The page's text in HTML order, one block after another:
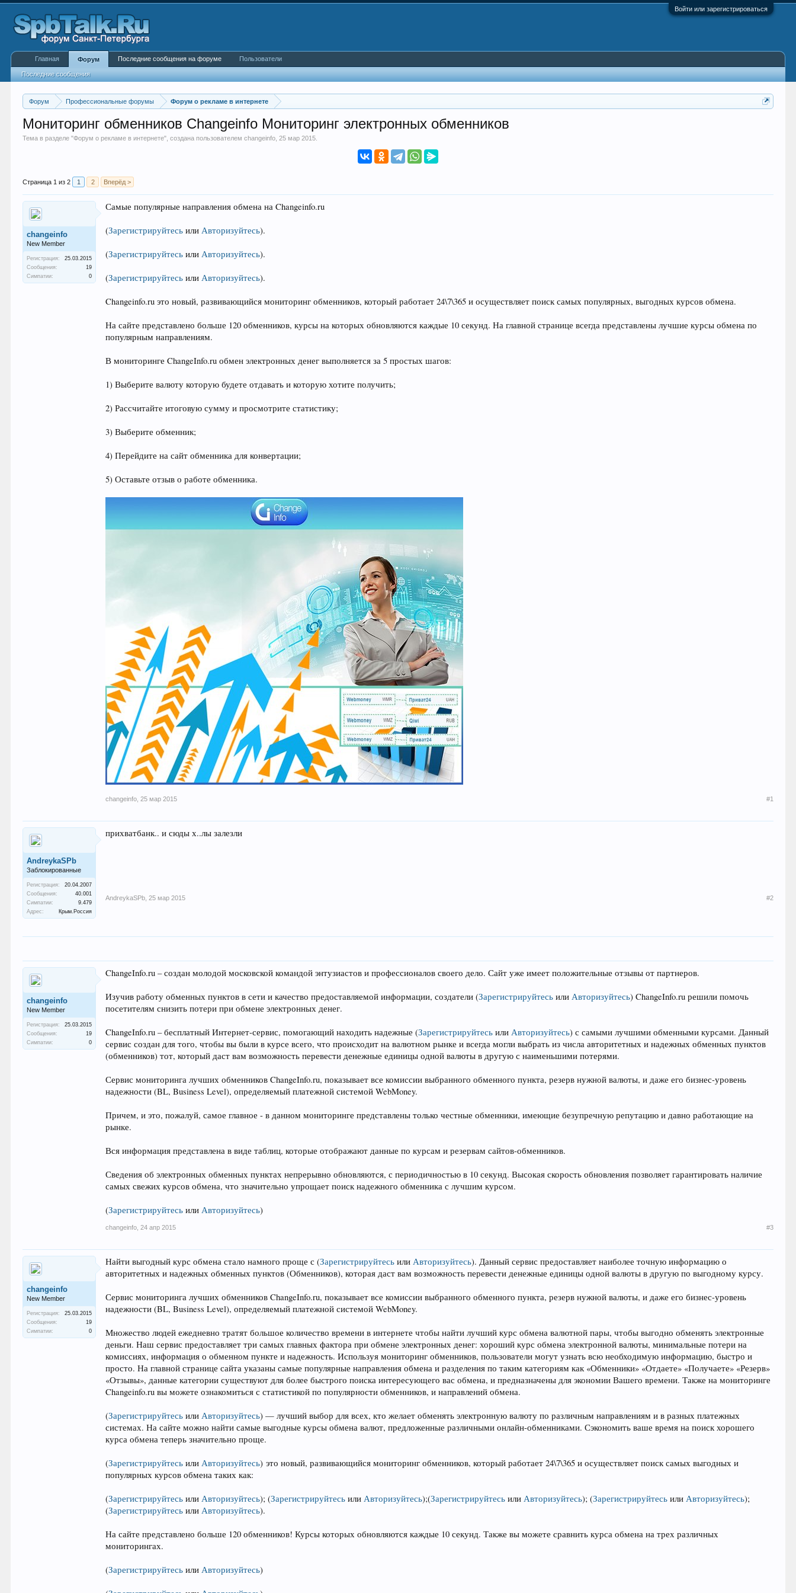
Войти или зарегистрироваться
Форум Профессиональные форумы Форум о рекламе в интернете
Мониторинг обменников Changeinfo Мониторинг электронных обменников
Тема в разделе "Форум о рекламе в интернете", создана пользователемchangeinfo ,25 мар 2015
Страница 1 из 2 1 2 Вперёд >
changeinfo
New Member
Регистрация:
25.03.2015
Сообщения:
19
Симпатии:
0
Самые популярные направления обмена на Changeinfo.ru
(Зарегистрируйтесь илиАвторизуйтесь).
(Зарегистрируйтесь илиАвторизуйтесь).
(Зарегистрируйтесь илиАвторизуйтесь).
Changeinfo.ru это новый, развивающийся мониторинг обменников, который работает 24\7\365 и осуществляет поиск самых популярных, выгодных курсов обмена.
На сайте представлено больше 120 обменников, курсы на которых обновляются каждые 10 секунд. На главной странице всегда представлены лучшие курсы обмена по
популярным направлениям.
В мониторинге ChangeInfo.ru обмен электронных денег выполняется за 5 простых шагов:
1) Выберите валюту которую будете отдавать и которую хотите получить;
2) Рассчитайте итоговую сумму и просмотрите статистику;
3) Выберите обменник;
4) Перейдите на сайт обменника для конвертации;
5) Оставьте отзыв о работе обменника.
changeinfo 25 мар 2015 #1
AndreykaSPb
Заблокированные
Регистрация:
20.04.2007
Сообщения:
40.001
Симпатии:
9.479
Адрес:
Крым.Россия
прихватбанк.. и сюды х..лы залезли
AndreykaSPb 25 мар 2015 #2
changeinfo
New Member
Регистрация:
25.03.2015
Сообщения:
19
Симпатии:
0
ChangeInfo.ru – создан молодой московской командой энтузиастов и профессионалов своего дело. Сайт уже имеет положительные отзывы от партнеров.
Изучив работу обменных пунктов в сети и качество предоставляемой информации, создатели(Зарегистрируйтесь илиАвторизуйтесь) ChangeInfo.ru решили помочь
посетителям снизить потери при обмене электронных денег.
ChangeInfo.ru – бесплатный Интернет-сервис, помогающий находить надежные(Зарегистрируйтесь илиАвторизуйтесь) с самыми лучшими обменными курсами. Данный
сервис создан для того, чтобы вы были в курсе всего, что происходит на валютном рынке и всегда могли выбрать из числа авторитетных и надежных обменных пунктов
(обменников) тот, который даст вам возможность перевести денежные единицы одной валюты в другую с наименьшими потерями.
Сервис мониторинга лучших обменников ChangeInfo.ru, показывает все комиссии выбранного обменного пункта, резерв нужной валюты, и даже его бизнес-уровень
надежности (BL, Business Level), определяемый платежной системой WebMoney.
Причем, и это, пожалуй, самое главное - в данном мониторинге представлены только честные обменники, имеющие безупречную репутацию и давно работающие на
рынке.
Вся информация представлена в виде таблиц, которые отображают данные по курсам и резервам сайтов-обменников.
Сведения об электронных обменных пунктах непрерывно обновляются, с периодичностью в 10 секунд. Высокая скорость обновления позволяет гарантировать наличие
самых свежих курсов обмена, что значительно упрощает поиск надежного обменника с лучшим курсом.
(Зарегистрируйтесь илиАвторизуйтесь)
changeinfo 24 апр 2015 #3
changeinfo
New Member
Регистрация:
25.03.2015
Сообщения:
19
Симпатии:
0
Найти выгодный курс обмена стало намного проще с(Зарегистрируйтесь илиАвторизуйтесь). Данный сервис предоставляет наиболее точную информацию о
авторитетных и надежных обменных пунктов (Обменников), которая даст вам возможность перевести денежные единицы одной валюты в другую по выгодному курсу.
Сервис мониторинга лучших обменников ChangeInfo.ru, показывает все комиссии выбранного обменного пункта, резерв нужной валюты, и даже его бизнес-уровень
надежности (BL, Business Level), определяемый платежной системой WebMoney.
Множество людей ежедневно тратят большое количество времени в интернете чтобы найти лучший курс обмена валютной пары, чтобы выгодно обменять электронные
деньги. Наш сервис предоставляет три самых главных фактора при обмене электронных денег: хороший курс обмена электронной валюты, минимальные потери на
комиссиях, информация о обменном пункте и надежность. Используя мониторинг обменников, пользователи могут узнать всю необходимую информацию, быстро и
просто. На главной странице сайта указаны самые популярные направления обмена и разделения по таким категориям как «Обменники» «Отдаете» «Получаете» «Резерв»
«Отзывы», данные категории существуют для более быстрого поиска интересующего вас обмена, и предназначены для экономии Вашего времени. Также на мониторинге
Changeinfo.ru вы можете ознакомиться с статистикой по популярности обменников, и направлений обмена.
(Зарегистрируйтесь илиАвторизуйтесь) — лучший выбор для всех, кто желает обменять электронную валюту по различным направлениям и в разных платежных
системах. На сайте можно найти самые выгодные курсы обмена валют, предложенные различными онлайн-обменниками. Сэкономить ваше время на поиск хорошего
курса обмена теперь значительно проще.
(Зарегистрируйтесь илиАвторизуйтесь) это новый, развивающийся мониторинг обменников, который работает 24\7\365 и осуществляет поиск самых выгодных и
популярных курсов обмена таких как:
(Зарегистрируйтесь илиАвторизуйтесь);(Зарегистрируйтесь илиАвторизуйтесь);(Зарегистрируйтесь илиАвторизуйтесь);(Зарегистрируйтесь илиАвторизуйтесь);
(Зарегистрируйтесь илиАвторизуйтесь).
На сайте представлено больше 120 обменников! Курсы которых обновляются каждые 10 секунд. Также вы можете сравнить курса обмена на трех различных
мониторингах.
(Зарегистрируйтесь илиАвторизуйтесь)
Главная Форум
Последние сообщения
Последние сообщения на форуме Пользователи